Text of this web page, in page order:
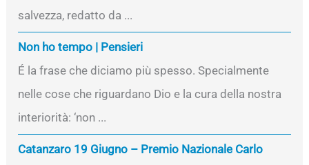
salvezza, redatto da ...
Non ho tempo | Pensieri
É la frase che diciamo più spesso. Specialmente
nelle cose che riguardano Dio e la cura della nostra
interiorità: ‘non ...
Catanzaro 19 Giugno – Premio Nazionale Carlo